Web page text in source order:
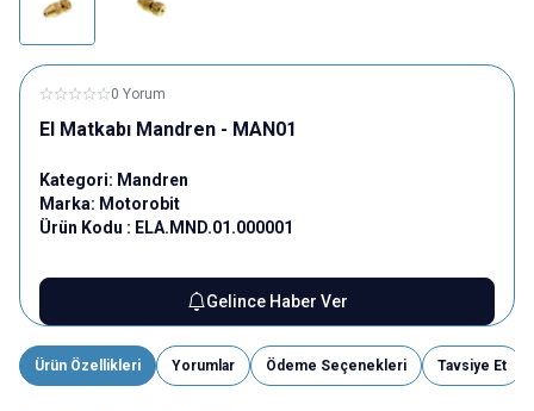
0 Yorum
El Matkabı Mandren - MAN01
Kategori: Mandren
Marka: Motorobit
Ürün Kodu : ELA.MND.01.000001
Gelince Haber Ver
Ürün Özellikleri Yorumlar Ödeme Seçenekleri Tavsiye Et